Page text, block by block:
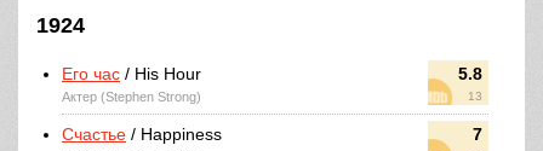
1924
5.8
13
Его час / His Hour
Актер (Stephen Strong)
7
Счастье / Happiness